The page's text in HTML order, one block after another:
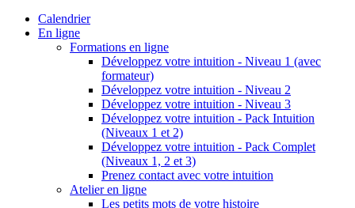
Calendrier
En ligne
Formations en ligne
Développez votre intuition - Niveau 1 (avec
formateur)
Développez votre intuition - Niveau 2
Développez votre intuition - Niveau 3
Développez votre intuition - Pack Intuition
(Niveaux 1 et 2)
Développez votre intuition - Pack Complet
(Niveaux 1, 2 et 3)
Prenez contact avec votre intuition
Atelier en ligne
Les petits mots de votre histoire